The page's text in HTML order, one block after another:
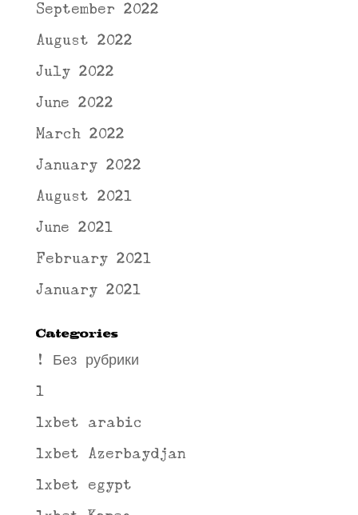
September 2022
August 2022
July 2022
June 2022
March 2022
January 2022
August 2021
June 2021
February 2021
January 2021
Categories
! Без рубрики
1
1xbet arabic
1xbet Azerbaydjan
1xbet egypt